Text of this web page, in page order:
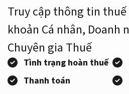
Truy cập thông tin thuế
khoản Cá nhân, Doanh
Chuyên gia Thuế
Tình trạng hoàn thuế
Thanh toán